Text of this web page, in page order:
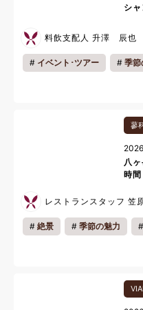
シ
料飲支配人 升澤 辰也
イベント･ツアー 季節
蓼
八
時間
レストランスタッフ
絶景 季節の魅力
雨の日